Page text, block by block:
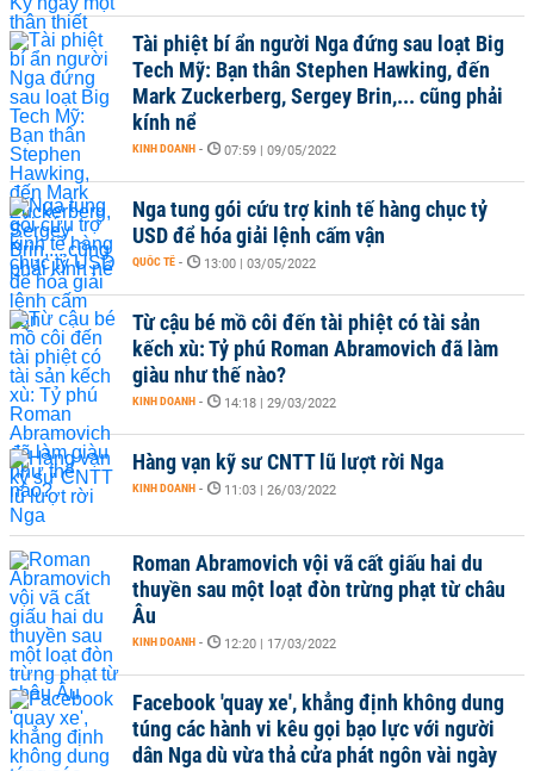
Tài phiệt bí ẩn người Nga đứng sau loạt Big
Tech Mỹ: Bạn thân Stephen Hawking, đến
Mark Zuckerberg, Sergey Brin,... cũng phải
kính nể
KINH DOANH - 07:59 | 09/05/2022
Nga tung gói cứu trợ kinh tế hàng chục tỷ
USD để hóa giải lệnh cấm vận
QUỐC TẾ - 13:00 | 03/05/2022
Từ cậu bé mồ côi đến tài phiệt có tài sản
kếch xù: Tỷ phú Roman Abramovich đã làm
giàu như thế nào?
KINH DOANH - 14:18 | 29/03/2022
Hàng vạn kỹ sư CNTT lũ lượt rời Nga
KINH DOANH - 11:03 | 26/03/2022
Roman Abramovich vội vã cất giấu hai du
thuyền sau một loạt đòn trừng phạt từ châu
Âu
KINH DOANH - 12:20 | 17/03/2022
Facebook 'quay xe', khẳng định không dung
túng các hành vi kêu gọi bạo lực với người
dân Nga dù vừa thả cửa phát ngôn vài ngày